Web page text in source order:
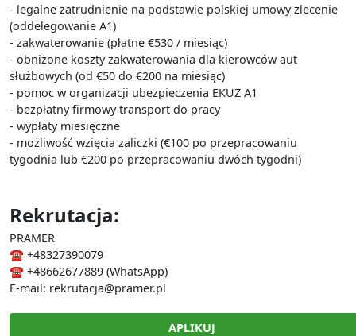
- legalne zatrudnienie na podstawie polskiej umowy zlecenie
(oddelegowanie A1)
- zakwaterowanie (płatne €530 / miesiąc)
- obniżone koszty zakwaterowania dla kierowców aut
służbowych (od €50 do €200 na miesiąc)
- pomoc w organizacji ubezpieczenia EKUZ A1
- bezpłatny firmowy transport do pracy
- wypłaty miesięczne
- możliwość wzięcia zaliczki (€100 po przepracowaniu
tygodnia lub €200 po przepracowaniu dwóch tygodni)
Rekrutacja:
PRAMER
☎ +48327390079
☎ +48662677889 (WhatsApp)
E-mail: rekrutacja@pramer.pl
APLIKUJ